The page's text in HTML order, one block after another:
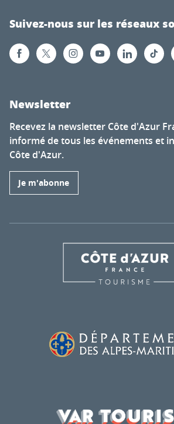
Suivez-nous sur les réseaux
Newsletter
Recevez la newsletter Côte d'Azur
informé de tous les événements et
Côte d'Azur.
Je m'abonne